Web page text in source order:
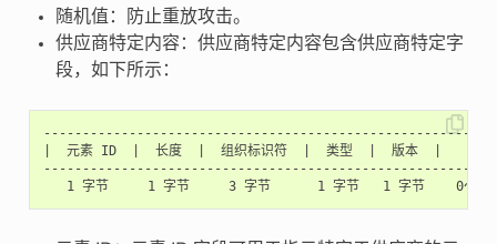
随机值：防止重放攻击。
供应商特定内容：供应商特定内容包含供应商特定字
段，如下所示：
|  元素 ID  |  长度  |  组织标识符  |  类型  |  版本  |